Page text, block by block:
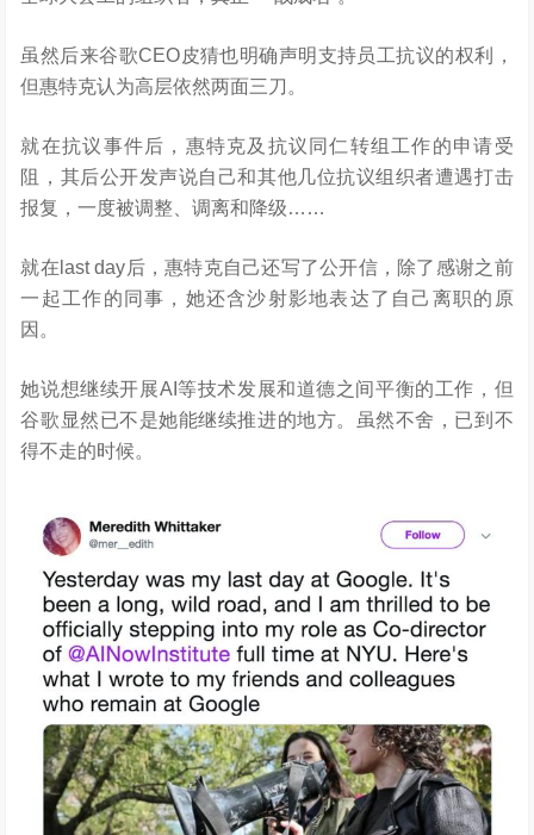
虽然后来谷歌CEO皮猜也明确声明支持员工抗议的权利，
但惠特克认为高层依然两面三刀。
就在抗议事件后，惠特克及抗议同仁转组工作的申请受
阻，其后公开发声说自己和其他几位抗议组织者遭遇打击
报复，一度被调整、调离和降级……
就在last day后，惠特克自己还写了公开信，除了感谢之前
一起工作的同事，她还含沙射影地表达了自己离职的原
因。
她说想继续开展AI等技术发展和道德之间平衡的工作，但
谷歌显然已不是她能继续推进的地方。虽然不舍，已到不
得不走的时候。